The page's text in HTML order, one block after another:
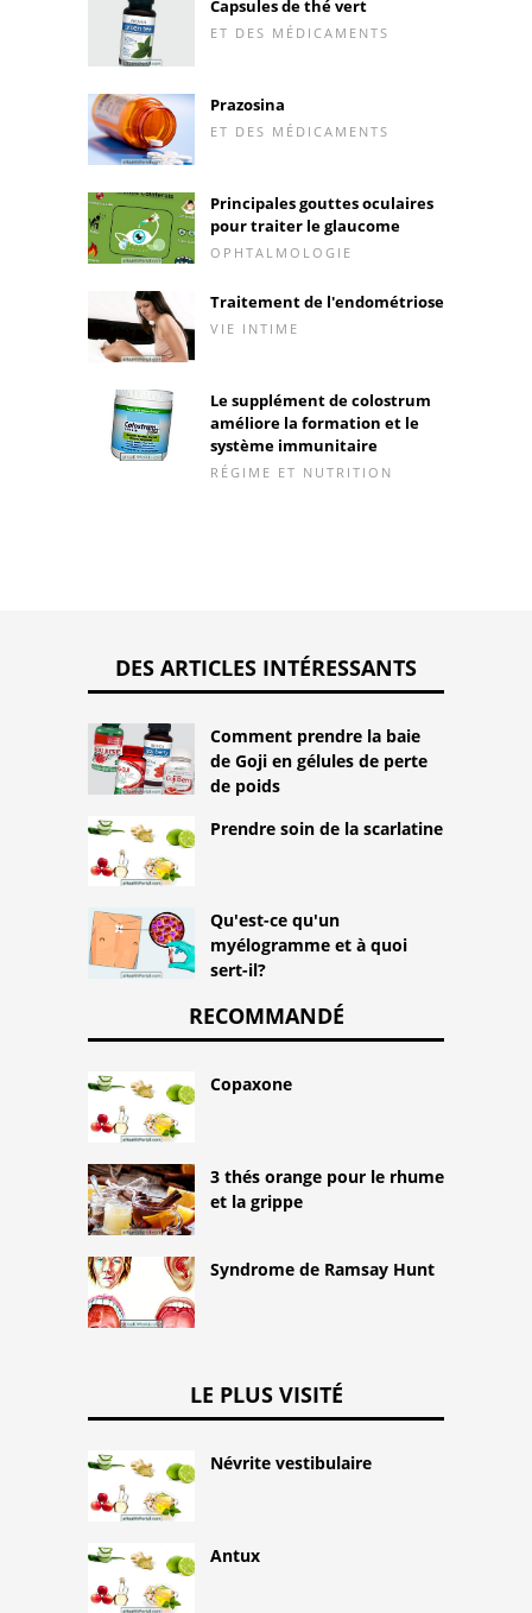
Capsules de thé vert
ET DES MÉDICAMENTS
Prazosina
ET DES MÉDICAMENTS
Principales gouttes oculaires
pour traiter le glaucome
OPHTALMOLOGIE
Traitement de l'endométriose
VIE INTIME
Le supplément de colostrum
améliore la formation et le
système immunitaire
RÉGIME ET NUTRITION
DES ARTICLES INTÉRESSANTS
Comment prendre la baie
de Goji en gélules de perte
de poids
Prendre soin de la scarlatine
Qu'est-ce qu'un
myélogramme et à quoi
sert-il?
RECOMMANDÉ
Copaxone
3 thés orange pour le rhume
et la grippe
Syndrome de Ramsay Hunt
LE PLUS VISITÉ
Névrite vestibulaire
Antux